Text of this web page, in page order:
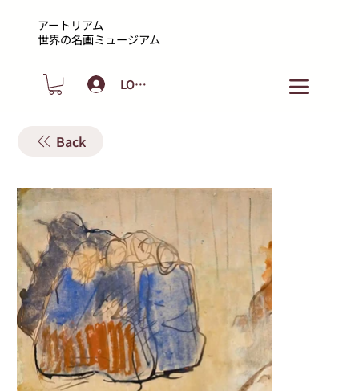
アートリアム
​世界の名画ミュージアム
LOGIN
Back